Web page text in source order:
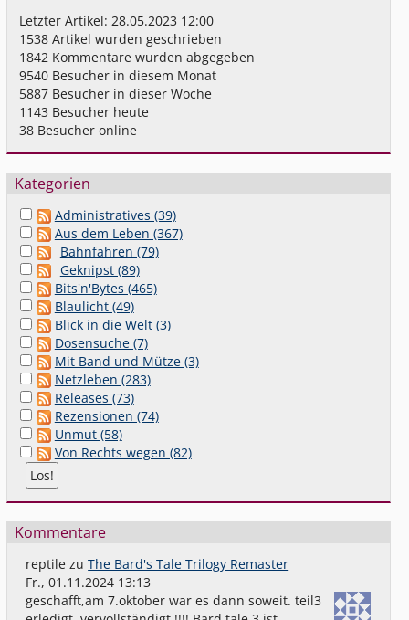
Letzter Artikel:28.05.2023 12:00
1538 Artikel wurden geschrieben
1842 Kommentare wurden abgegeben
9540 Besucher in diesem Monat
5887 Besucher in dieser Woche
1143 Besucher heute
38 Besucher online
Kategorien
Administratives (39)
Aus dem Leben (367)
Bahnfahren (79)
Geknipst (89)
Bits'n'Bytes (465)
Blaulicht (49)
Blick in die Welt (3)
Dosensuche (7)
Mit Band und Mütze (3)
Netzleben (283)
Releases (73)
Rezensionen (74)
Unmut (58)
Von Rechts wegen (82)
Kommentare
reptile zuThe Bard's Tale Trilogy Remaster
Fr., 01.11.2024 13:13
geschafft,am 7.oktober war es dann soweit. teil3